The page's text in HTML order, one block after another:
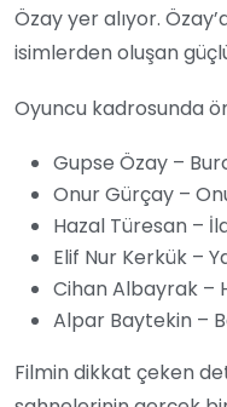
Özay yer alıyor.
isimlerden oluşan
Oyuncu kadrosunda
Gupse Özay –
Onur Gürçay –
Hazal Türesan –
Elif Nur Kerkük –
Cihan Albayrak –
Alpar Baytekin –
Filmin dikkat çeken